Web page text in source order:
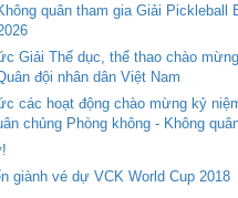
quân tham gia Giải Pickleball
Giải Thể dục, thể thao chào
đội nhân dân Việt Nam
các hoạt động chào mừng kỷ
chủng Phòng không - Không
giành vé dự VCK World Cup 2018